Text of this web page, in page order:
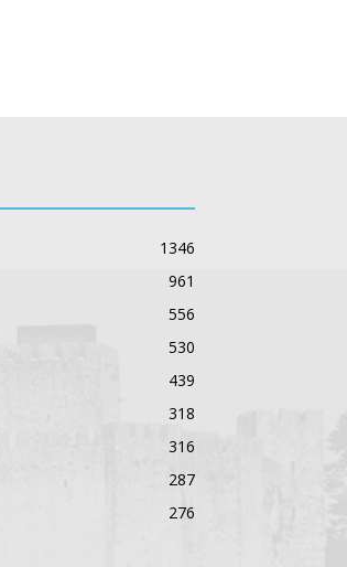
1346
961
556
530
439
318
316
287
276